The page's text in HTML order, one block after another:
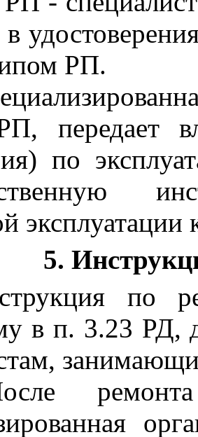
РП.
передает
по
5.
по
в п. 3.23 РД,